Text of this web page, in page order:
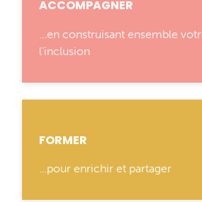
ACCOMPAGNER
…en construisant ensemble
l’inclusion
FORMER
…pour enrichir et partager